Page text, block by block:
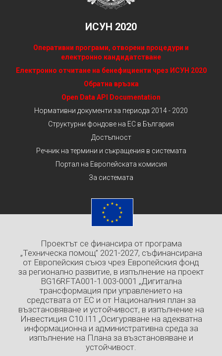
ИСУН 2020
Оперативни програми, отворени процедури и
електронно кандидатстване
Електронно отчитане на бенефициенти чрез ИСУН 2020
Обратна връзка
Open Data API Documentation
Нормативни документи за периода 2014 - 2020
Структурни фондове на ЕС в България
Достъпност
Речник на термини и съкращения в системата
Портал на Европейската комисия
За системата
Проектът се финансира от програма
„Техническа помощ” 2021-2027, съфинансирана
от Европейския съюз чрез Европейския фонд
за регионално развитие, в изпълнение на проект
BG16RFTA001-1.003-0001 „Дигитална
трансформация при управлението на
средствата от ЕС и от Националния план за
възстановяване и устойчивост, в изпълнение на
Инвестиция C10.I11 „Осигуряване на адекватна
информационна и административна среда за
изпълнение на Плана за възстановяване и
устойчивост.